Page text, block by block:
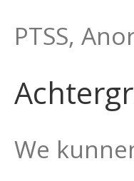
PTSS,
We